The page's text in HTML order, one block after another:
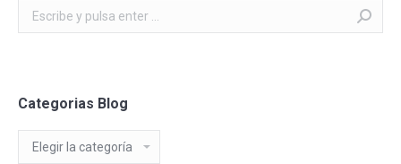
Categorias Blog
Blog